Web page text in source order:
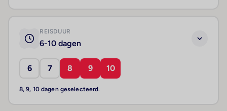
REISDUUR
6-10 dagen
6 7 8 9 10
8, 9, 10 dagen geselecteerd.